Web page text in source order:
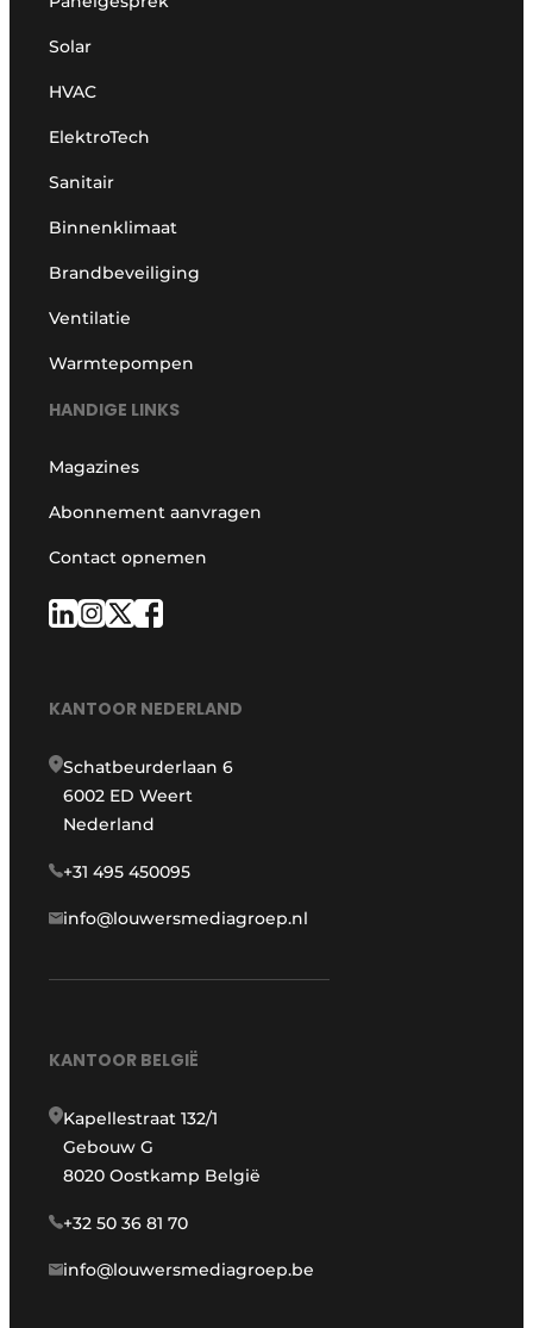
Solar
HVAC
ElektroTech
Sanitair
Binnenklimaat
Brandbeveiliging
Ventilatie
Warmtepompen
HANDIGE LINKS
Magazines
Abonnement aanvragen
Contact opnemen
KANTOOR NEDERLAND
Schatbeurderlaan 6
6002 ED Weert
Nederland
+31 495 450095
info@louwersmediagroep.nl
KANTOOR BELGIË
Kapellestraat 132/1
Gebouw G
8020 Oostkamp België
+32 50 36 81 70
info@louwersmediagroep.be